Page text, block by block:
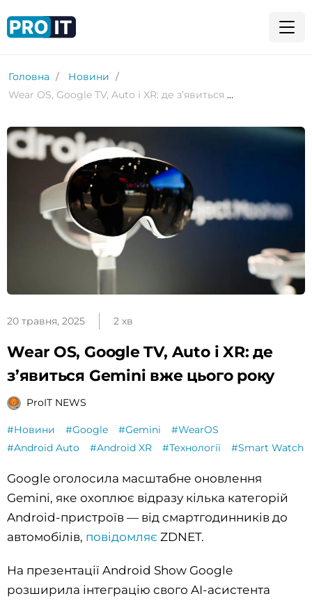
Головна
Новини
Wear OS, Google TV, Auto і XR: де з’явиться Gemini вже цього року
20 травня, 2025 2 хв
Wear OS, Google TV, Auto і XR: де
з’явиться Gemini вже цього року
ProIT NEWS
#Новини #Google #Gemini
#WearOS
#Android Auto
#Android XR #Технології #Smart Watch
Google оголосила масштабне оновлення
Gemini, яке охоплює відразу кілька категорій
Android-пристроїв — від смартгодинників до
автомобілів, повідомляє ZDNET.
На презентації Android Show Google
розширила інтеграцію свого AI-асистента